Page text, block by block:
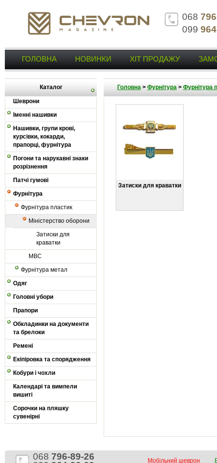
068
099
ГОЛОВНА НОВИНКИ ХІТ ПРОДАЖУ
Каталог
Шеврони
Іменні нашивки
Нашивки, групи крові,
курсівки, кокарди,
прапорці, фурнітура
Погони та нарукавні знаки
розрізнення
Патчі гумові
Фурнітура
Фурнітура пластик
Міністерство оборони
Затиски для
краватки
МВС
Фурнітура метал
Одяг
Головні убори
Прапори
Обкладинки на документи
та брелоки
Ремені
Екіпіровка та спорядження
Кобури і чохли
Календарі та вимпели
вишиті
Сорочки на пляшку
сувенірні
Головна> Фурнітура> Фурнітура
Затиски для краватки
068 796-89-26
Мобільний шеврон